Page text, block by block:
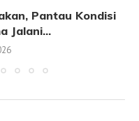
Pantau Kondisi
Jalani...